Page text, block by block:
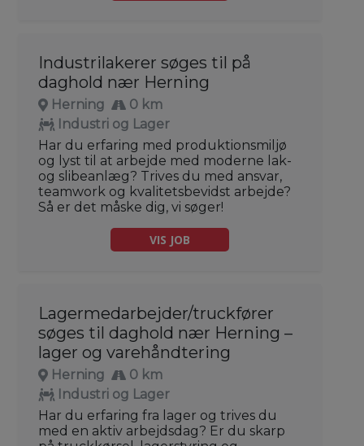
Industrilakerer søges til på
daghold nær Herning
Herning
0 km
Industri og Lager
Har du erfaring med produktionsmiljø
og lyst til at arbejde med moderne lak-
og slibeanlæg? Trives du med ansvar,
teamwork og kvalitetsbevidst arbejde?
Så er det måske dig, vi søger!
VIS JOB
Lagermedarbejder/truckfører
søges til daghold nær Herning –
lager og varehåndtering
Herning
0 km
Industri og Lager
Har du erfaring fra lager og trives du
med en aktiv arbejdsdag? Er du skarp